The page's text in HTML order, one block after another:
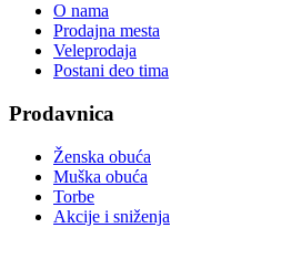
O nama
Prodajna mesta
Veleprodaja
Postani deo tima
Prodavnica
Ženska obuća
Muška obuća
Torbe
Akcije i sniženja